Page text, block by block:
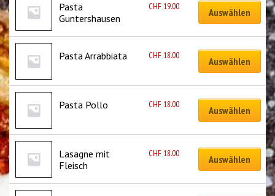
Pasta
Guntershausen
CHF 19.00 Auswählen
Pasta Arrabbiata CHF 18.00 Auswählen
Pasta Pollo CHF 18.00 Auswählen
Lasagne mit
Fleisch
CHF 18.00 Auswählen